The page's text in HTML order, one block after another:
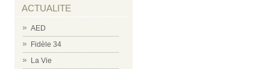
ACTUALITE
AED
Fidèle 34
La Vie